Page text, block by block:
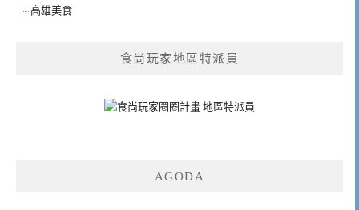
高雄美食
食尚玩家地區特派員
AGODA